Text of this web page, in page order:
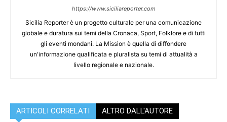
https://www.siciliareporter.com
Sicilia Reporter è un progetto culturale per una comunicazione
globale e duratura sui temi della Cronaca, Sport, Folklore e di tutti
gli eventi mondani. La Mission è quella di diffondere
un'informazione qualificata e pluralista su temi di attualità a
livello regionale e nazionale.
ARTICOLI CORRELATI ALTRO DALL'AUTORE